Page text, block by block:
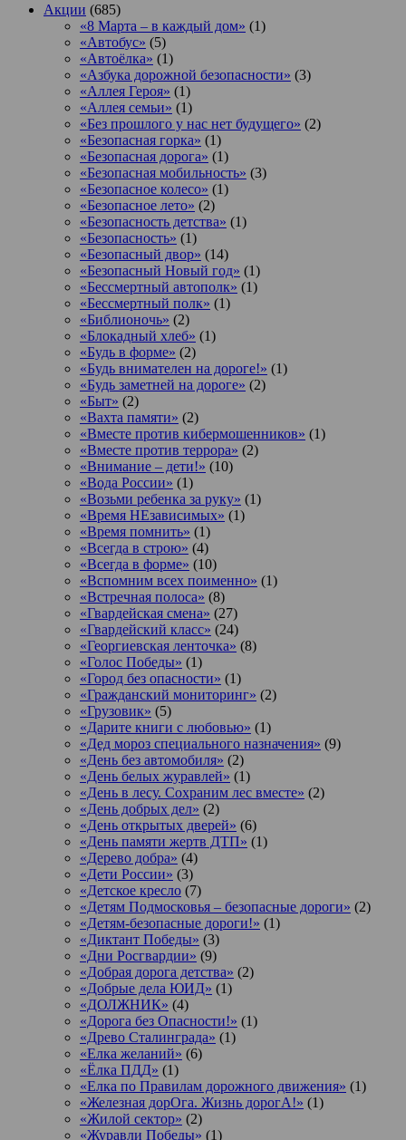
Акции (685)
«8 Марта – в каждый дом» (1)
«Автобус» (5)
«Автоёлка» (1)
«Азбука дорожной безопасности» (3)
«Аллея Героя» (1)
«Аллея семьи» (1)
«Без прошлого у нас нет будущего» (2)
«Безопасная горка» (1)
«Безопасная дорога» (1)
«Безопасная мобильность» (3)
«Безопасное колесо» (1)
«Безопасное лето» (2)
«Безопасность детства» (1)
«Безопасность» (1)
«Безопасный двор» (14)
«Безопасный Новый год» (1)
«Бессмертный автополк» (1)
«Бессмертный полк» (1)
«Библионочь» (2)
«Блокадный хлеб» (1)
«Будь в форме» (2)
«Будь внимателен на дороге!» (1)
«Будь заметней на дороге» (2)
«Быт» (2)
«Вахта памяти» (2)
«Вместе против кибермошенников» (1)
«Вместе против террора» (2)
«Внимание – дети!» (10)
«Вода России» (1)
«Возьми ребенка за руку» (1)
«Время НЕзависимых» (1)
«Время помнить» (1)
«Всегда в строю» (4)
«Всегда в форме» (10)
«Вспомним всех поименно» (1)
«Встречная полоса» (8)
«Гвардейская смена» (27)
«Гвардейский класс» (24)
«Георгиевская ленточка» (8)
«Голос Победы» (1)
«Город без опасности» (1)
«Гражданский мониторинг» (2)
«Грузовик» (5)
«Дарите книги с любовью» (1)
«Дед мороз специального назначения» (9)
«День без автомобиля» (2)
«День белых журавлей» (1)
«День в лесу. Сохраним лес вместе» (2)
«День добрых дел» (2)
«День открытых дверей» (6)
«День памяти жертв ДТП» (1)
«Дерево добра» (4)
«Дети России» (3)
«Детское кресло (7)
«Детям Подмосковья – безопасные дороги» (2)
«Детям-безопасные дороги!» (1)
«Диктант Победы» (3)
«Дни Росгвардии» (9)
«Добрая дорога детства» (2)
«Добрые дела ЮИД» (1)
«ДОЛЖНИК» (4)
«Дорога без Опасности!» (1)
«Древо Сталинграда» (1)
«Елка желаний» (6)
«Ёлка ПДД» (1)
«Елка по Правилам дорожного движения» (1)
«Железная дорОга. Жизнь дорогА!» (1)
«Жилой сектор» (2)
«Журавли Победы» (1)